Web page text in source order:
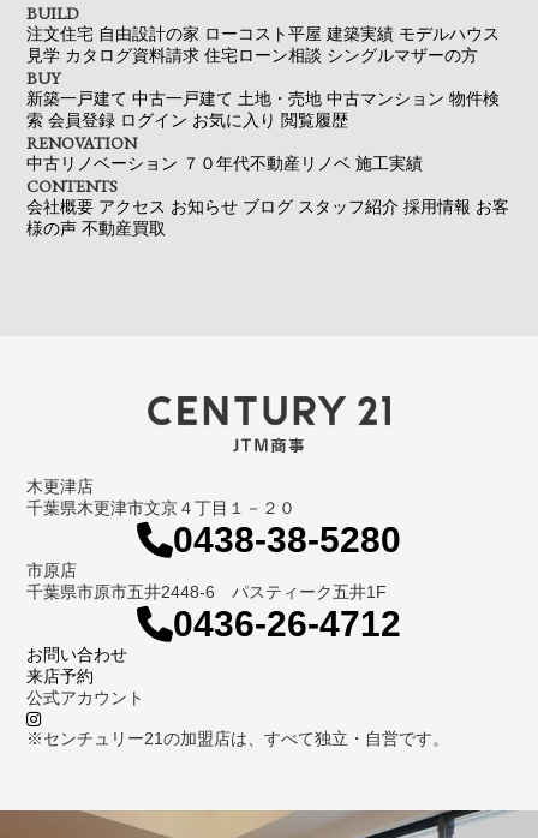
BUILD
注文住宅 自由設計の家 ローコスト平屋 建築実績 モデルハウス
見学 カタログ資料請求 住宅ローン相談 シングルマザーの方
BUY
新築一戸建て 中古一戸建て 土地・売地 中古マンション 物件検
索 会員登録 ログイン お気に入り 閲覧履歴
RENOVATION
中古リノベーション ７０年代不動産リノベ 施工実績
CONTENTS
会社概要 アクセス お知らせ ブログ スタッフ紹介 採用情報 お客
様の声 不動産買取
木更津店
千葉県木更津市文京４丁目１－２０
0438-38-5280
市原店
千葉県市原市五井2448-6 パスティーク五井1F
0436-26-4712
お問い合わせ
来店予約
公式アカウント
※センチュリー21の加盟店は、すべて独立・自営です。